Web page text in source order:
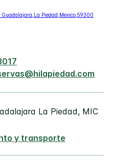
La Piedad, MIC
y transporte